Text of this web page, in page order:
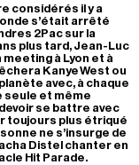
considérés il y a
s’était arrêté
2Pac sur la
plus tard, Jean-Luc
à Lyon et à
Kanye West ou
avec, à chaque
seule et même
se battre avec
toujours plus étriqué
ne s’insurge de
Distel chanter en
Hit Parade.